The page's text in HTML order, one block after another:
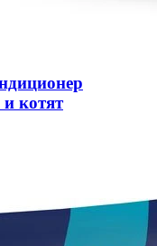
котят